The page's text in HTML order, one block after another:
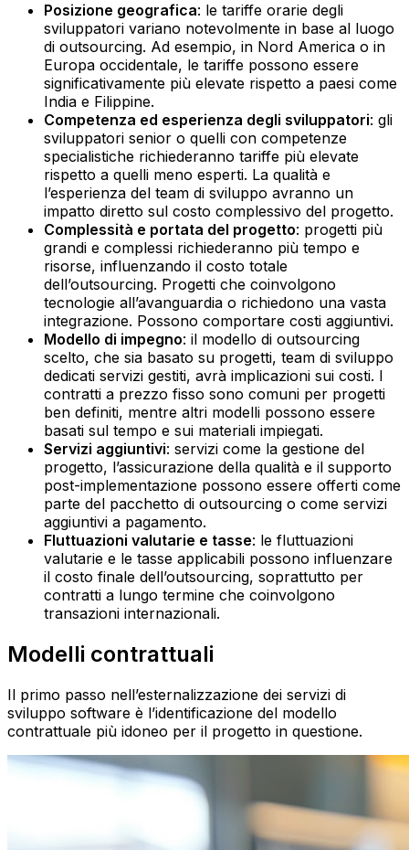
Posizione geografica: le tariffe orarie degli
sviluppatori variano notevolmente in base al luogo
di outsourcing. Ad esempio, in Nord America o in
Europa occidentale, le tariffe possono essere
significativamente più elevate rispetto a paesi come
India e Filippine.‍
Competenza ed esperienza degli sviluppatori: gli
sviluppatori senior o quelli con competenze
specialistiche richiederanno tariffe più elevate
rispetto a quelli meno esperti. La qualità e
l’esperienza del team di sviluppo avranno un
impatto diretto sul costo complessivo del progetto.‍
Complessità e portata del progetto: progetti più
grandi e complessi richiederanno più tempo e
risorse, influenzando il costo totale
dell’outsourcing. Progetti che coinvolgono
tecnologie all’avanguardia o richiedono una vasta
integrazione. Possono comportare costi aggiuntivi.‍
Modello di impegno: il modello di outsourcing
scelto, che sia basato su progetti, team di sviluppo
dedicati servizi gestiti, avrà implicazioni sui costi. I
contratti a prezzo fisso sono comuni per progetti
ben definiti, mentre altri modelli possono essere
basati sul tempo e sui materiali impiegati.‍
Servizi aggiuntivi: servizi come la gestione del
progetto, l’assicurazione della qualità e il supporto
post-implementazione possono essere offerti come
parte del pacchetto di outsourcing o come servizi
aggiuntivi a pagamento.‍
Fluttuazioni valutarie e tasse: le fluttuazioni
valutarie e le tasse applicabili possono influenzare
il costo finale dell’outsourcing, soprattutto per
contratti a lungo termine che coinvolgono
transazioni internazionali.
Modelli contrattuali
Il primo passo nell’esternalizzazione dei servizi di
sviluppo software è l’identificazione del modello
contrattuale più idoneo per il progetto in questione.